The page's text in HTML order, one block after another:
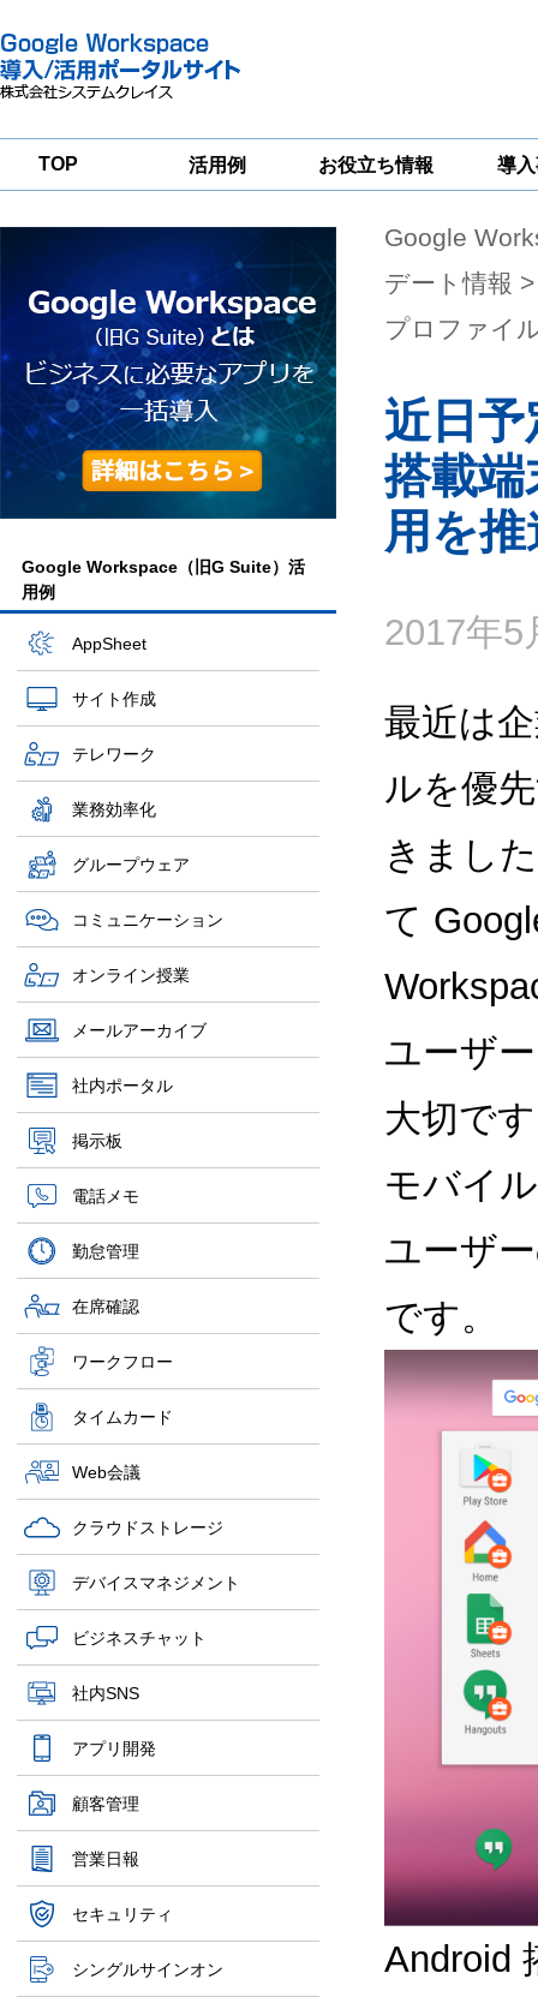
TOP 活用例 お役立ち情報
一
導
グループウェア
移行支援
Google
Workspace
セキュリティ
対策サービス
Google Workspace（旧G Suite）活
用例
AppSheet
サイト作成
テレワーク
業務効率化
グループウェア
コミュニケーション
オンライン授業
メールアーカイブ
社内ポータル
掲示板
電話メモ
勤怠管理
在席確認
ワークフロー
タイムカード
Web会議
クラウドストレージ
デバイスマネジメント
ビジネスチャット
社内SNS
アプリ開発
顧客管理
営業日報
セキュリティ
シングルサインオン
Google
デート情報
プロファイ
近日
搭載
用を推
2017年5
最近は
ルを優
きまし
て
ユーザ
大切で
モバイ
ユーザ
です。
Android